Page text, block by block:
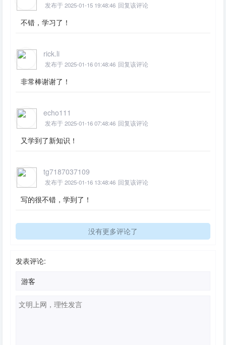
发布于 2025-01-15 19:48:46 回复该评论
不错，学习了！
rick.li
发布于 2025-01-16 01:48:46 回复该评论
非常棒谢谢了！
echo111
发布于 2025-01-16 07:48:46 回复该评论
又学到了新知识！
tg7187037109
发布于 2025-01-16 13:48:46 回复该评论
写的很不错，学到了！
没有更多评论了
发表评论: